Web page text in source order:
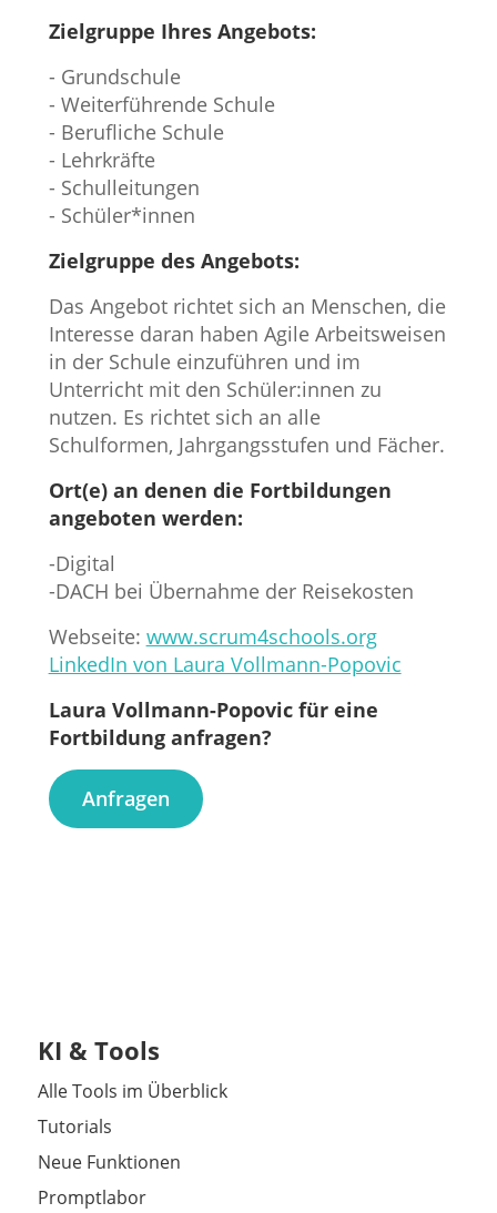
Zielgruppe Ihres Angebots:
- Grundschule
- Weiterführende Schule
- Berufliche Schule
- Lehrkräfte
- Schulleitungen
- Schüler*innen
Zielgruppe des Angebots:
Das Angebot richtet sich an Menschen, die
Interesse daran haben Agile Arbeitsweisen
in der Schule einzuführen und im
Unterricht mit den Schüler:innen zu
nutzen. Es richtet sich an alle
Schulformen, Jahrgangsstufen und Fächer.
Ort(e) an denen die Fortbildungen
angeboten werden:
-Digital
-DACH bei Übernahme der Reisekosten
Webseite: www.scrum4schools.org
LinkedIn von Laura Vollmann-Popovic
Laura Vollmann-Popovic für eine
Fortbildung anfragen?
Anfragen
KI & Tools
Alle Tools im Überblick
Tutorials
Neue Funktionen
Promptlabor